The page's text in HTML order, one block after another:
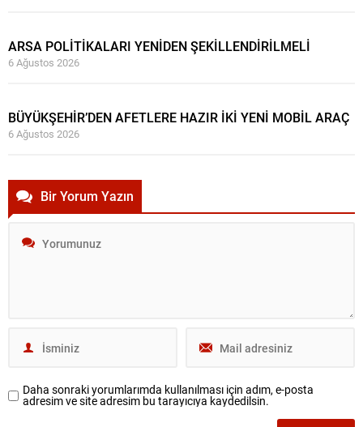
ARSA POLİTİKALARI YENİDEN ŞEKİLLENDİRİLMELİ
6 Ağustos 2026
BÜYÜKŞEHİR’DEN AFETLERE HAZIR İKİ YENİ MOBİL ARAÇ
6 Ağustos 2026
Bir Yorum Yazın
Daha sonraki yorumlarımda kullanılması için adım, e-posta
adresim ve site adresim bu tarayıcıya kaydedilsin.